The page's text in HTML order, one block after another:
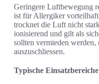
Geringere Luftbewegung
ist für Allergiker
trocknet die Luft nicht
ionisierend und gilt als
sollten vermieden werden,
auszuschliessen.
Typische